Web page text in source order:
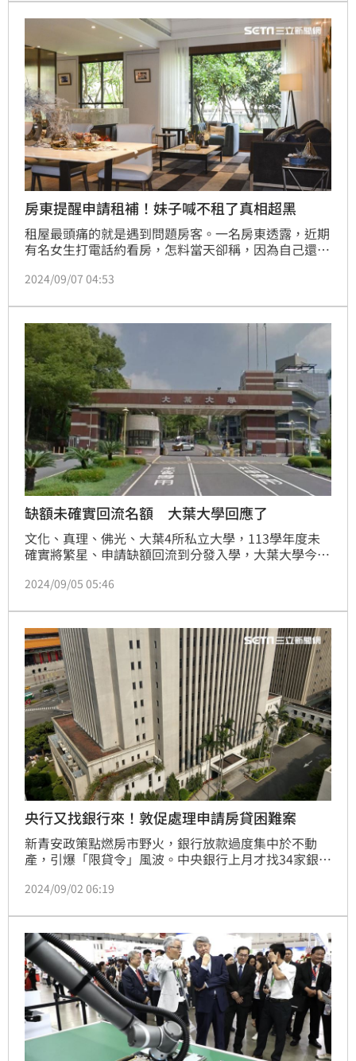
房東提醒申請租補！妹子喊不租了真相超黑
租屋最頭痛的就是遇到問題房客。一名房東透露，近期
有名女生打電話約看房，怎料當天卻稱，因為自己還在
當天就決定要簽約，房東聽完後隨即建議可以申請社宅
知道有沒有人遇過類似狀況？會是詐騙嗎」。
2024/09/07 04:53
缺額未確實回流名額 大葉大學回應了
文化、真理、佛光、大葉4所私立大學，113學年度未
確實將繁星、申請缺額回流到分發入學，大葉大學今天
2024/09/05 05:46
央行又找銀行來！敦促處理申請房貸困難案
新青安政策點燃房市野火，銀行放款過度集中於不動
產，引爆「限貸令」風波。中央銀行上月才找34家銀行
找22銀行進行座談，敦促銀行妥善協處民眾申請房貸困
2024/09/02 06:19